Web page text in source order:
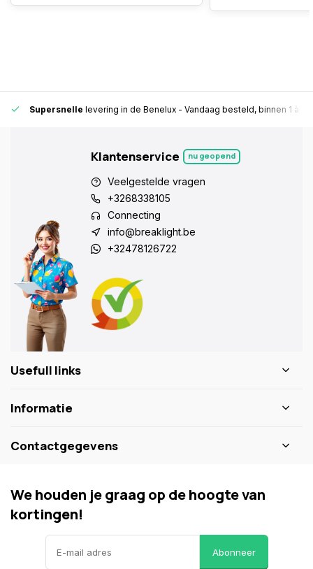
Supersnelle levering in de Benelux - Vandaag besteld, binnen 1 à 2
Klantenservice nu geopend
Veelgestelde vragen
+3268338105
Connecting
info@breaklight.be
+32478126722
Usefull links
Informatie
Contactgegevens
We houden je graag op de hoogte van
kortingen!
Abonneer